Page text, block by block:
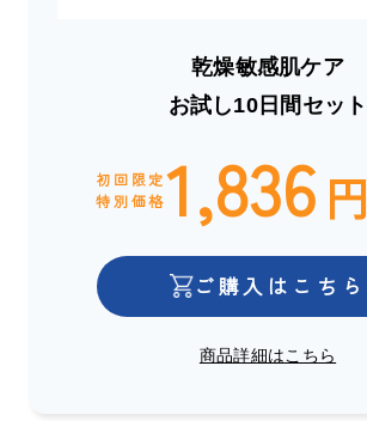
乾燥敏感肌ケア
お試し10日間セット
初回限定
特別価格1,836 円
ご購入はこちら
商品詳細はこちら